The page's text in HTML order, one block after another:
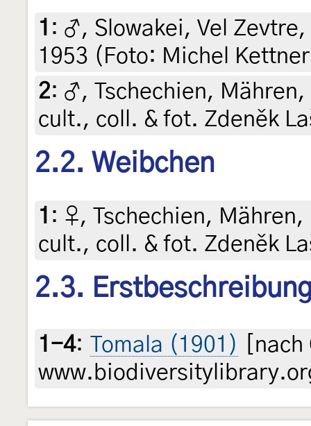
1 : ♂, Slowakei, Vel
1953 (Foto: Michel
2: ♂, Tschechien,
cult., coll. & fot. Zdeněk
2.2. Weibchen
1 : ♀, Tschechien,
cult., coll. & fot. Zdeněk
2.3.
1-4: Tomala (1901)